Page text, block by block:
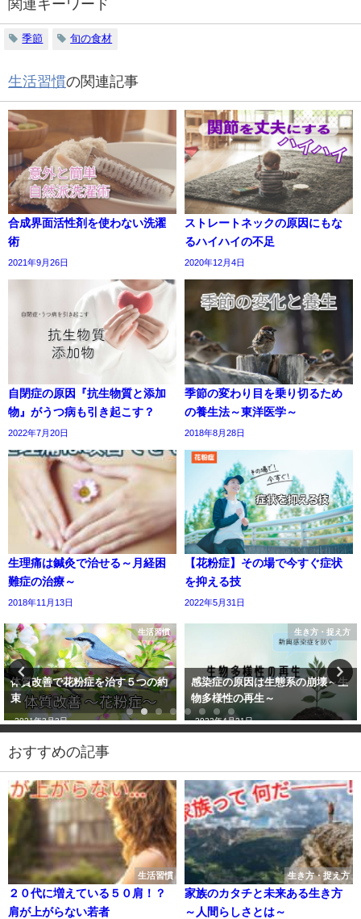
関連キーワード
季節 旬の食材
生活習慣の関連記事
合成界面活性剤を使わない洗濯
術
2021年9月26日
ストレートネックの原因にもな
るハイハイの不足
2020年12月4日
自閉症の原因『抗生物質と添加
物』がうつ病も引き起こす？
2022年7月20日
季節の変わり目を乗り切るため
の養生法～東洋医学～
2018年8月28日
生理痛は鍼灸で治せる～月経困
難症の治療～
2018年11月13日
【花粉症】その場で今すぐ症状
を抑える技
2022年5月31日
生活習慣
体質改善で花粉症を治す５つの約
束
2021年3月3日
生き方・捉え方
感染症の原因は生態系の崩壊～生
物多様性の再生～
2022年4月21日
おすすめの記事
生活習慣
２０代に増えている５０肩！？
肩が上がらない若者
生き方・捉え方
家族のカタチと未来ある生き方
～人間らしさとは～